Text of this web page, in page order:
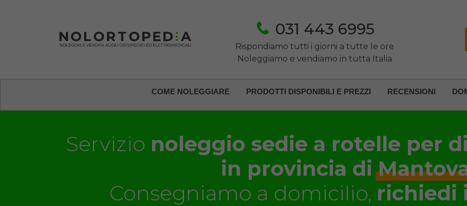
031 443 6995
Rispondiamo tutti i giorni a tutte le ore
Noleggiamo e vendiamo in tutta Italia
COME NOLEGGIARE PRODOTTI DISPONIBILI E PREZZI RECENSIONI
Servizio noleggio sedie a rotelle per
in provincia di
Consegniamo a domicilio, richiedi